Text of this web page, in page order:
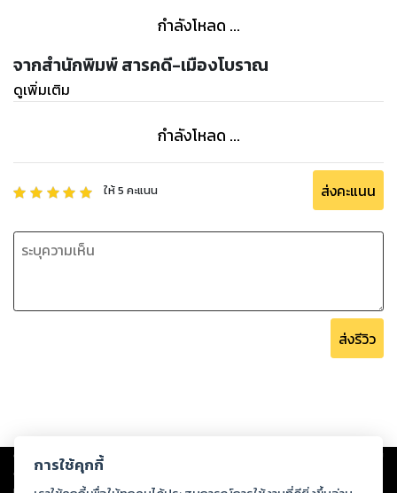
กำลังโหลด ...
จากสำนักพิมพ์ สารคดี-เมืองโบราณ
ดูเพิ่มเติม
กำลังโหลด ...
ให้5 คะแนน ส่งคะแนน
ส่งรีวิว
Copyright © 2026
ต่อผลงานหรือเนื้อหาใดที่อัปโหลดผ่านเว็บไซต์และปรากฏว่าละเมิดสิทธิใน
การใช้คุกกี้